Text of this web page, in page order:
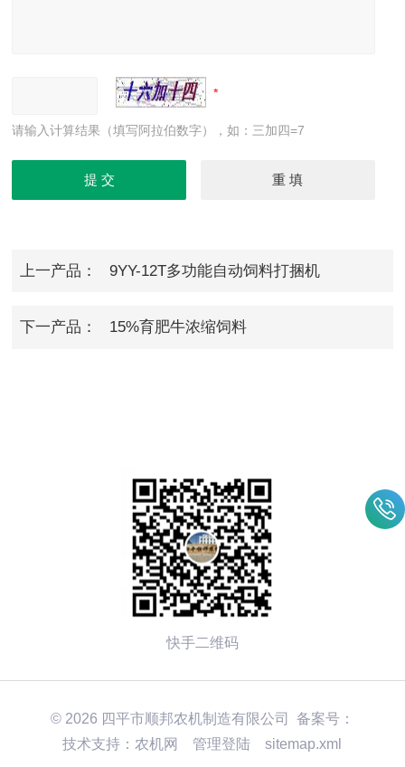
请输入计算结果（填写阿拉伯数字），如：三加四=7
上一产品： 9YY-12T多功能自动饲料打捆机
下一产品： 15%育肥牛浓缩饲料
快手二维码
© 2026 四平市顺邦农机制造有限公司 备案号：
技术支持： 农机网 管理登陆 sitemap.xml